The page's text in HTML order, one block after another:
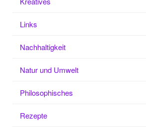
Links
Nachhaltigkeit
Natur und Umwelt
Philosophisches
Rezepte